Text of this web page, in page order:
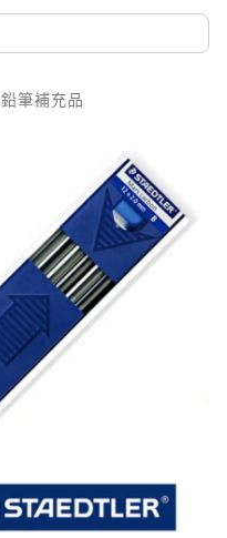
鉛筆補充品